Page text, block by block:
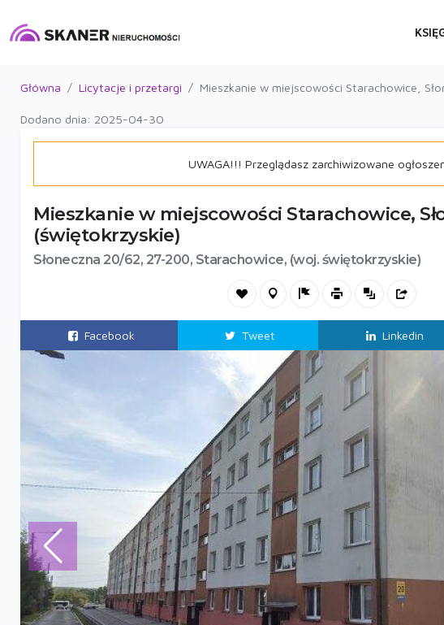
Główna Licytacje i przetargi Mieszkanie w miejscowości Starachowice,
Dodano dnia: 2025-04-30
UWAGA!!! Przeglądasz zarchiwizowane
Mieszkanie w miejscowości Starachowice,
(świętokrzyskie)
Słoneczna 20/62, 27-200, Starachowice, (woj. świętokrzyskie)
Facebook Tweet Linkedin